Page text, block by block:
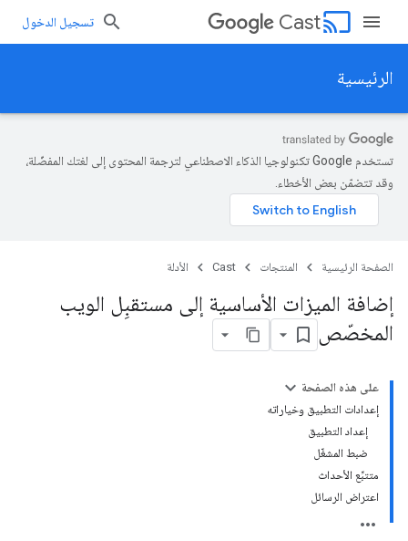
cast
Cast تسجيل الدخول
الرئيسية
تستخدم Google تكنولوجيا الذكاء الاصطناعي لترجمة المحتوى إلى لغتك المفضّلة،
وقد تتضمّن بعض الأخطاء.
الصفحة الرئيسية المنتجات Cast الأدلة
إضافة الميزات الأساسية إلى مستقبِل الويب
المخصّص
على هذه الصفحة
إعدادات التطبيق وخياراته
إعداد التطبيق
ضبط المشغّل
متتبِّع الأحداث
اعتراض الرسائل